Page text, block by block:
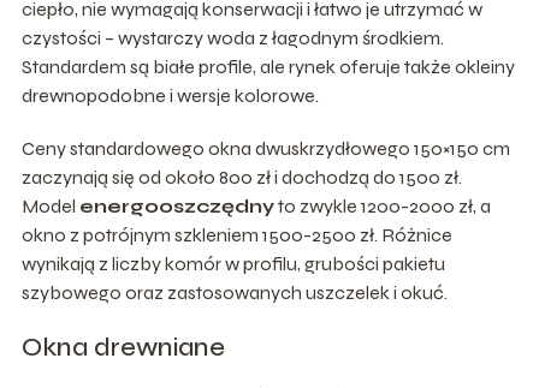
ciepło, nie wymagają konserwacji i łatwo je utrzymać w
czystości – wystarczy woda z łagodnym środkiem.
Standardem są białe profile, ale rynek oferuje także okleiny
drewnopodobne i wersje kolorowe.
Ceny standardowego okna dwuskrzydłowego 150×150 cm
zaczynają się od około 800 zł i dochodzą do 1500 zł.
Model energooszczędnyto zwykle 1200-2000 zł, a
okno z potrójnym szkleniem 1500-2500 zł. Różnice
wynikają z liczby komór w profilu, grubości pakietu
szybowego oraz zastosowanych uszczelek i okuć.
Okna drewniane